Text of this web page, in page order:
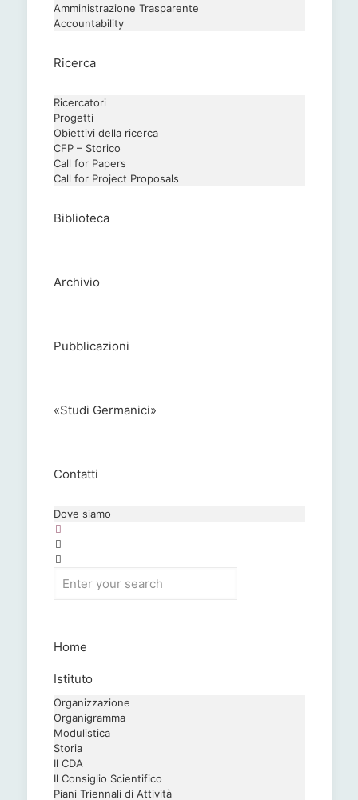
Amministrazione Trasparente
Accountability
Ricerca
Ricercatori
Progetti
Obiettivi della ricerca
CFP – Storico
Call for Papers
Call for Project Proposals
Biblioteca
Archivio
Pubblicazioni
«Studi Germanici»
Contatti
Dove siamo
Home
Istituto
Organizzazione
Organigramma
Modulistica
Storia
Il CDA
Il Consiglio Scientifico
Piani Triennali di Attività